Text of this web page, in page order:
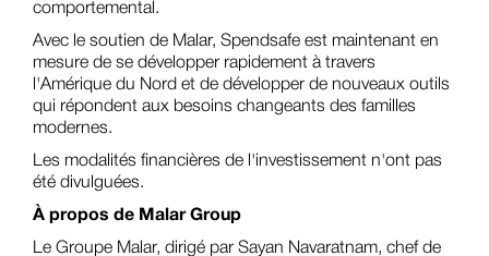
comportemental.
Avec le soutien de Malar, Spendsafe est maintenant en
mesure de se développer rapidement à travers
l'Amérique du Nord et de développer de nouveaux outils
qui répondent aux besoins changeants des familles
modernes.
Les modalités financières de l'investissement n'ont pas
été divulguées.
À propos de Malar Group
Le Groupe Malar, dirigé par Sayan Navaratnam, chef de